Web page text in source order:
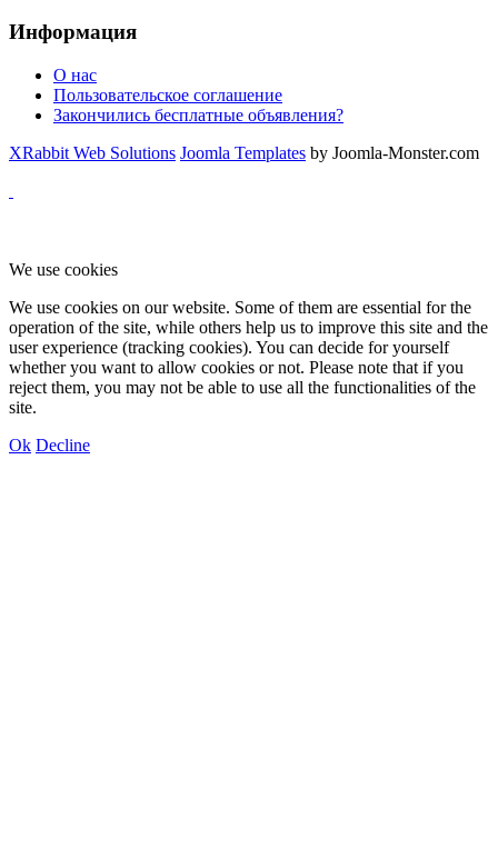
Информация
О нас
Пользовательское соглашение
Закончились бесплатные объявления?
XRabbit Web Solutions Joomla Templates by Joomla-Monster.com
We use cookies
We use cookies on our website. Some of them are essential for the
operation of the site, while others help us to improve this site and the
user experience (tracking cookies). You can decide for yourself
whether you want to allow cookies or not. Please note that if you
reject them, you may not be able to use all the functionalities of the
site.
Ok Decline